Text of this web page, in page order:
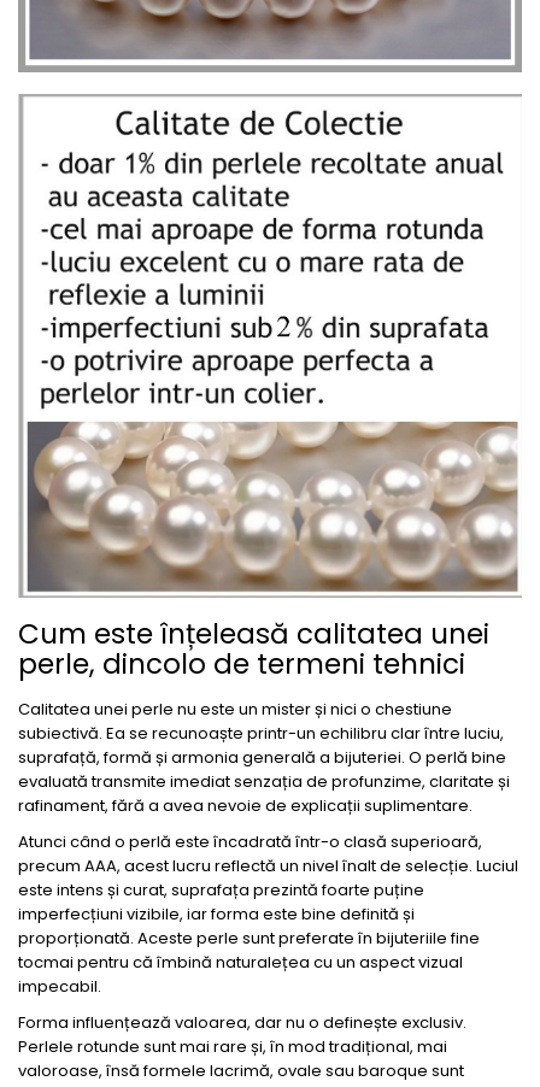
Cum este înțeleasă calitatea unei
perle, dincolo de termeni tehnici
Calitatea unei perle nu este un mister și nici o chestiune
subiectivă. Ea se recunoaște printr-un echilibru clar între luciu,
suprafață, formă și armonia generală a bijuteriei. O perlă bine
evaluată transmite imediat senzația de profunzime, claritate și
rafinament, fără a avea nevoie de explicații suplimentare.
Atunci când o perlă este încadrată într-o clasă superioară,
precum AAA, acest lucru reflectă un nivel înalt de selecție. Luciul
este intens și curat, suprafața prezintă foarte puține
imperfecțiuni vizibile, iar forma este bine definită și
proporționată. Aceste perle sunt preferate în bijuteriile fine
tocmai pentru că îmbină naturalețea cu un aspect vizual
impecabil.
Forma influențează valoarea, dar nu o definește exclusiv.
Perlele rotunde sunt mai rare și, în mod tradițional, mai
valoroase, însă formele lacrimă, ovale sau baroque sunt